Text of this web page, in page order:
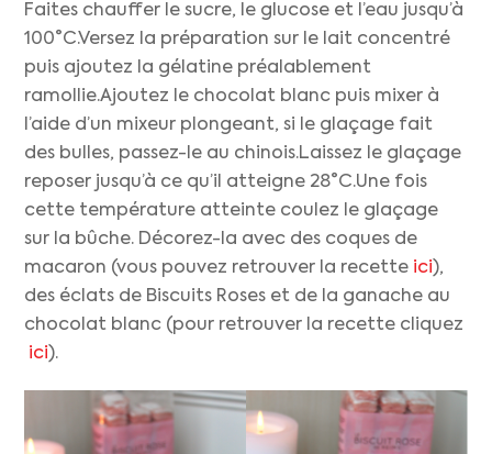
Faites chauffer le sucre, le glucose et l’eau jusqu’à
100°C.Versez la préparation sur le lait concentré
puis ajoutez la gélatine préalablement
ramollie.Ajoutez le chocolat blanc puis mixer à
l’aide d’un mixeur plongeant, si le glaçage fait
des bulles, passez-le au chinois.Laissez le glaçage
reposer jusqu’à ce qu’il atteigne 28°C.Une fois
cette température atteinte coulez le glaçage
sur la bûche. Décorez-la avec des coques de
macaron (vous pouvez retrouver la recette ici),
des éclats de Biscuits Roses et de la ganache au
chocolat blanc (pour retrouver la recette cliquez
ici).